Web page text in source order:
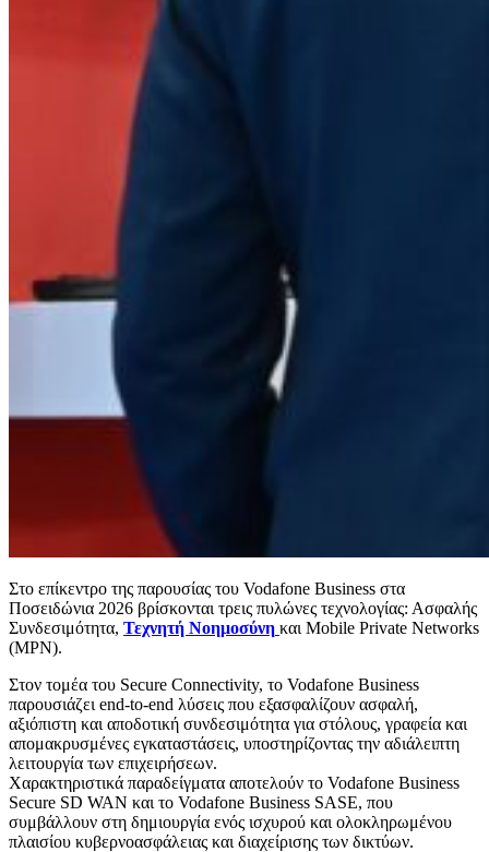
Στο επίκεντρο της παρουσίας του Vodafone Business στα
Ποσειδώνια 2026 βρίσκονται τρεις πυλώνες τεχνολογίας: Ασφαλής
Συνδεσιμότητα, Τεχνητή Νοημοσύνη και Mobile Private Networks
(MPN).
Στον τομέα του Secure Connectivity, το Vodafone Business
παρουσιάζει end-to-end λύσεις που εξασφαλίζουν ασφαλή,
αξιόπιστη και αποδοτική συνδεσιμότητα για στόλους, γραφεία και
απομακρυσμένες εγκαταστάσεις, υποστηρίζοντας την αδιάλειπτη
λειτουργία των επιχειρήσεων.
Χαρακτηριστικά παραδείγματα αποτελούν το Vodafone Business
Secure SD WAN και το Vodafone Business SASE, που
συμβάλλουν στη δημιουργία ενός ισχυρού και ολοκληρωμένου
πλαισίου κυβερνοασφάλειας και διαχείρισης των δικτύων.